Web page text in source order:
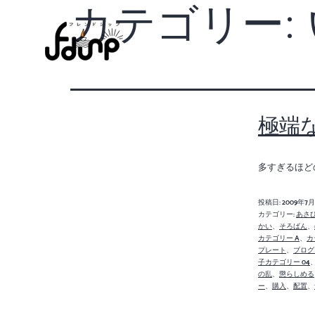
カテゴリー:
極端
多すぎるほ
投稿日:2009年7
カテゴリー:あさ
かい、 そろばん、
カテゴリー A、
プレート 、 ブロ
子カテゴリー 04
の乱、 懲らしめる
ー、 購入、 配置、